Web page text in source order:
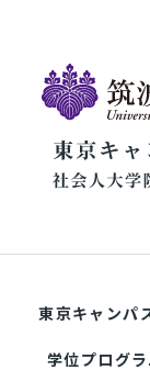
東京キャンパ
学位プログ